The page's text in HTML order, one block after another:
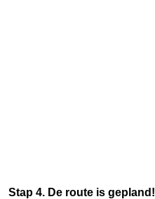
Stap 4. De route is gepland!